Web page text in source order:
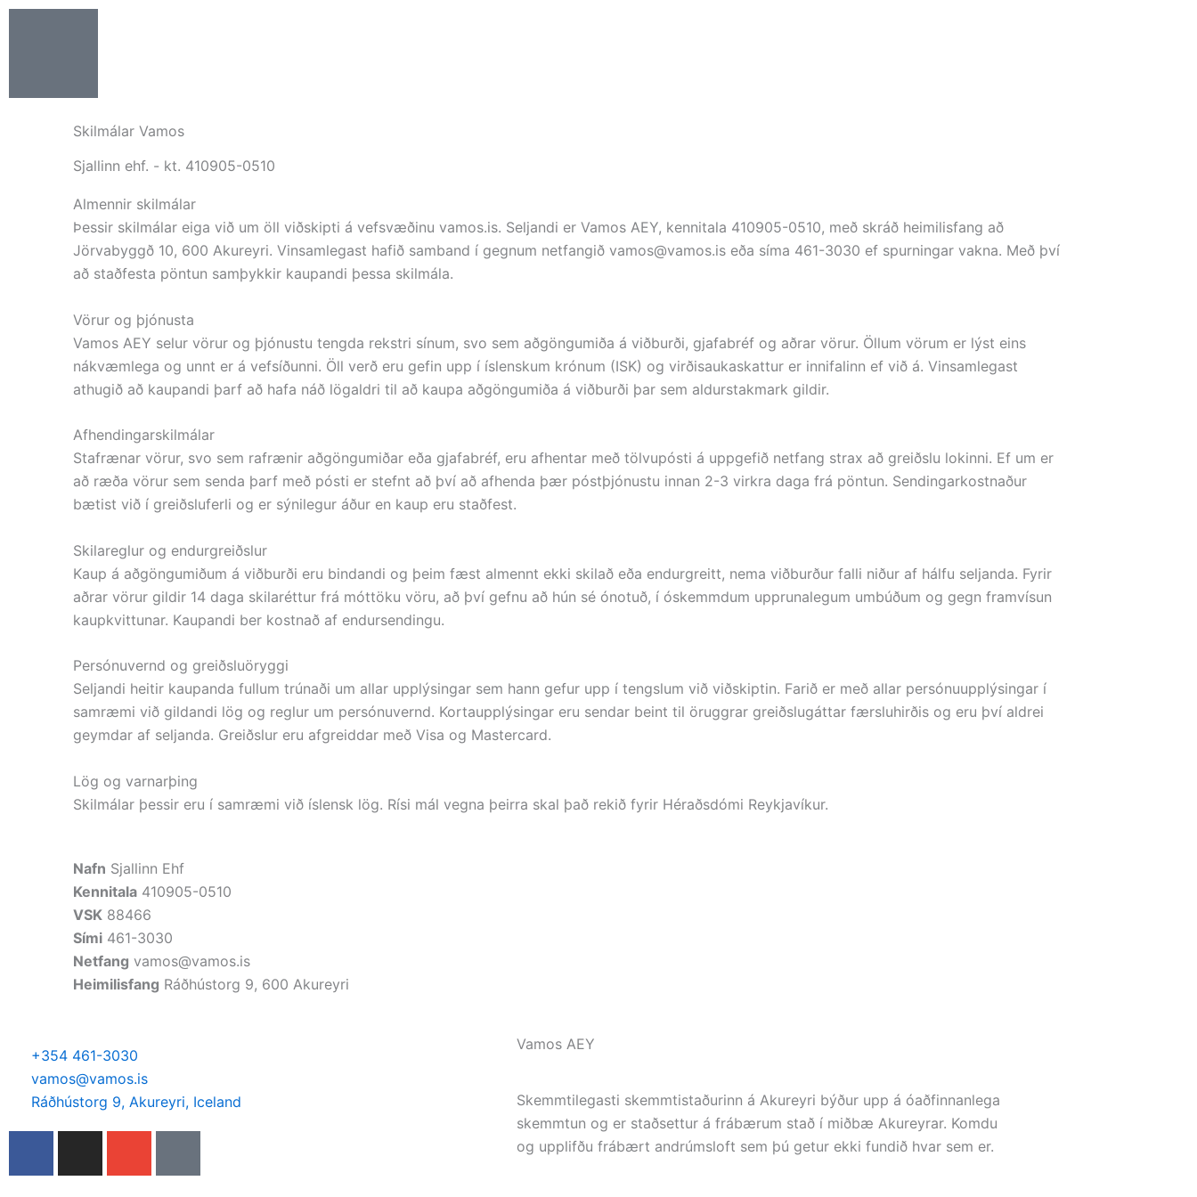
Skip
Skilmálar Vamos
Sjallinn ehf. - kt. 410905-0510
Almennir skilmálar
Þessir skilmálar eiga við um öll viðskipti á vefsvæðinu vamos.is. Seljandi er Vamos AEY, kennitala 410905-0510, með skráð heimilisfang að
Jörvabyggð 10, 600 Akureyri. Vinsamlegast hafið samband í gegnum netfangið vamos@vamos.is eða síma 461-3030 ef spurningar vakna. Með því
að staðfesta pöntun samþykkir kaupandi þessa skilmála.
Vörur og þjónusta
Vamos AEY selur vörur og þjónustu tengda rekstri sínum, svo sem aðgöngumiða á viðburði, gjafabréf og aðrar vörur. Öllum vörum er lýst eins
nákvæmlega og unnt er á vefsíðunni. Öll verð eru gefin upp í íslenskum krónum (ISK) og virðisaukaskattur er innifalinn ef við á. Vinsamlegast
athugið að kaupandi þarf að hafa náð lögaldri til að kaupa aðgöngumiða á viðburði þar sem aldurstakmark gildir.
Afhendingarskilmálar
Stafrænar vörur, svo sem rafrænir aðgöngumiðar eða gjafabréf, eru afhentar með tölvupósti á uppgefið netfang strax að greiðslu lokinni. Ef um er
að ræða vörur sem senda þarf með pósti er stefnt að því að afhenda þær póstþjónustu innan 2-3 virkra daga frá pöntun. Sendingarkostnaður
bætist við í greiðsluferli og er sýnilegur áður en kaup eru staðfest.
Skilareglur og endurgreiðslur
Kaup á aðgöngumiðum á viðburði eru bindandi og þeim fæst almennt ekki skilað eða endurgreitt, nema viðburður falli niður af hálfu seljanda. Fyrir
aðrar vörur gildir 14 daga skilaréttur frá móttöku vöru, að því gefnu að hún sé ónotuð, í óskemmdum upprunalegum umbúðum og gegn framvísun
kaupkvittunar. Kaupandi ber kostnað af endursendingu.
Persónuvernd og greiðsluöryggi
Seljandi heitir kaupanda fullum trúnaði um allar upplýsingar sem hann gefur upp í tengslum við viðskiptin. Farið er með allar persónuupplýsingar í
samræmi við gildandi lög og reglur um persónuvernd. Kortaupplýsingar eru sendar beint til öruggrar greiðslugáttar færsluhirðis og eru því aldrei
geymdar af seljanda. Greiðslur eru afgreiddar með Visa og Mastercard.
Lög og varnarþing
Skilmálar þessir eru í samræmi við íslensk lög. Rísi mál vegna þeirra skal það rekið fyrir Héraðsdómi Reykjavíkur.
Nafn Sjallinn Ehf
Kennitala 410905-0510
VSK 88466
Sími 461-3030
Netfang vamos@vamos.is
Heimilisfang Ráðhústorg 9, 600 Akureyri
+354 461-3030
vamos@vamos.is
Ráðhústorg 9, Akureyri, Iceland
Vamos AEY
Skemmtilegasti skemmtistaðurinn á Akureyri býður upp á óaðfinnanlega
skemmtun og er staðsettur á frábærum stað í miðbæ Akureyrar. Komdu
og upplifðu frábært andrúmsloft sem þú getur ekki fundið hvar sem er.